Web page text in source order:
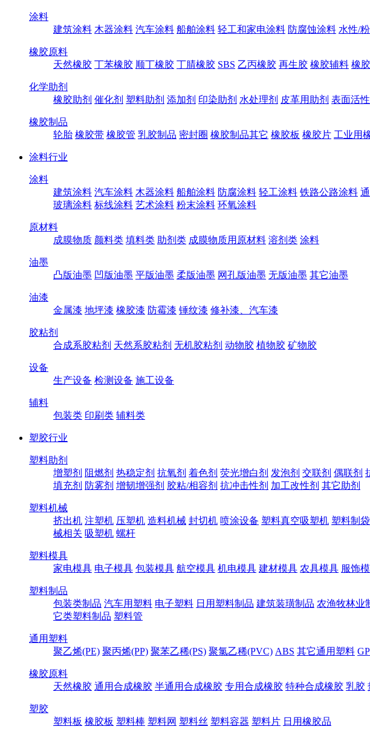
涂料
建筑涂料 木器涂料 汽车涂料 船舶涂料 轻工和家电涂料 防腐蚀涂料 水性/
橡胶原料
天然橡胶 丁苯橡胶 顺丁橡胶 丁腈橡胶 SBS 乙丙橡胶 再生胶 橡胶辅料 橡
化学助剂
橡胶助剂 催化剂 塑料助剂 添加剂 印染助剂 水处理剂 皮革用助剂 表面活性
橡胶制品
轮胎 橡胶带 橡胶管 乳胶制品 密封圈 橡胶制品其它 橡胶板 橡胶片 工业用
涂料行业
涂料
建筑涂料 汽车涂料 木器涂料 船舶涂料 防腐涂料 轻工涂料 铁路公路涂料
玻璃涂料 标线涂料 艺术涂料 粉末涂料 环氧涂料
原材料
成膜物质 颜料类 填料类 助剂类 成膜物质用原材料 溶剂类 涂料
油墨
凸版油墨 凹版油墨 平版油墨 柔版油墨 网孔版油墨 无版油墨 其它油墨
油漆
金属漆 地坪漆 橡胶漆 防霉漆 锤纹漆 修补漆、汽车漆
胶粘剂
合成系胶粘剂 天然系胶粘剂 无机胶粘剂 动物胶 植物胶 矿物胶
设备
生产设备 检测设备 施工设备
辅料
包装类 印刷类 辅料类
塑胶行业
塑料助剂
增塑剂 阻燃剂 热稳定剂 抗氧剂 着色剂 荧光增白剂 发泡剂 交联剂 偶联剂
填充剂 防雾剂 增韧增强剂 胶粘/相容剂 抗冲击性剂 加工改性剂 其它助剂
塑料机械
挤出机 注塑机 压塑机 造料机械 封切机 喷涂设备 塑料真空吸塑机 塑料制
械相关 吸塑机 螺杆
塑料模具
家电模具 电子模具 包装模具 航空模具 机电模具 建材模具 农具模具 服饰
塑料制品
包装类制品 汽车用塑料 电子塑料 日用塑料制品 建筑装璜制品 农渔牧林业
它类塑料制品 塑料管
通用塑料
聚乙烯(PE) 聚丙烯(PP) 聚苯乙稀(PS) 聚氯乙稀(PVC) ABS 其它通用塑料
橡胶原料
天然橡胶 通用合成橡胶 半通用合成橡胶 专用合成橡胶 特种合成橡胶 乳胶
塑胶
塑料板 橡胶板 塑料棒 塑料网 塑料丝 塑料容器 塑料片 日用橡胶品